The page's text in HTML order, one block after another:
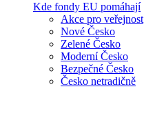
Kde fondy EU pomáhají
Akce pro veřejnost
Nové Česko
Zelené Česko
Moderní Česko
Bezpečné Česko
Česko netradičně